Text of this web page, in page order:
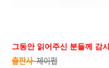
그동안 읽어주신 분들께 감
출판사제이펍